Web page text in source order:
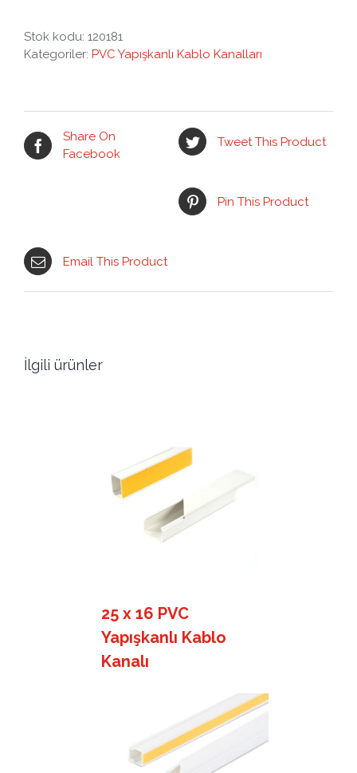
Stok kodu: 120181
Kategoriler: PVC Yapışkanlı Kablo Kanalları
Share On
Facebook
Tweet This Product
Pin This Product
Email This Product
İlgili ürünler
25 x 16 PVC
Yapışkanlı Kablo
Kanalı